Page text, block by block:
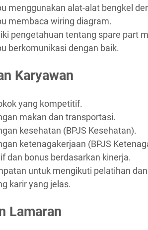
menggunakan alat-alat bengkel
membaca wiring diagram.
pengetahuan tentang spare part
berkomunikasi dengan baik.
Karyawan
yang kompetitif.
makan dan transportasi.
kesehatan (BPJS Kesehatan).
ketenagakerjaan (BPJS
dan bonus berdasarkan kinerja.
untuk mengikuti pelatihan
karir yang jelas.
Lamaran